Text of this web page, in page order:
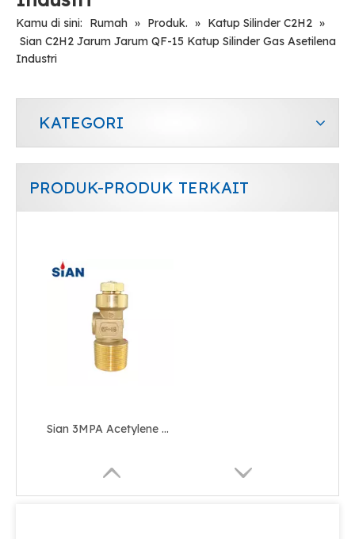
Kamu di sini: Rumah » Produk. » Katup Silinder C2H2 »
Sian C2H2 Jarum Jarum QF-15 Katup Silinder Gas Asetilena
Industri
KATEGORI
PRODUK-PRODUK TERKAIT
Sian 3MPA Acetylene Gas Cylinder Valve Brass C2H2 Control Valve